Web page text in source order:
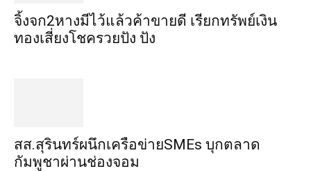
จิ้งจก​2​หาง​มีไว้แล้ว​ค้าขาย​ดี​ เรียก​ทรัพย์เงิน
ทอง​เสี่ยงโชค​รวยปัง​ ปัง​
สส.สุรินทร์ผนึกเครือข่ายSMEs บุกตลาด
กัมพูชาผ่านช่องจอม